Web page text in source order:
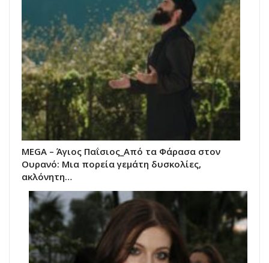
MEGA – Άγιος Παΐσιος_Από τα Φάρασα στον
Ουρανό: Μια πορεία γεμάτη δυσκολίες,
ακλόνητη…